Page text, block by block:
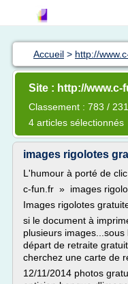
Accueil > http://
Site : http://www.c-
Classement : 783 /
4 articles sélectionnés
images rigolotes
L'humour à porté de clic
c-fun.fr » images
Images rigolotes
si le document à
plusieurs
départ de retraite
cherchez une carte de
12/11/2014 photos